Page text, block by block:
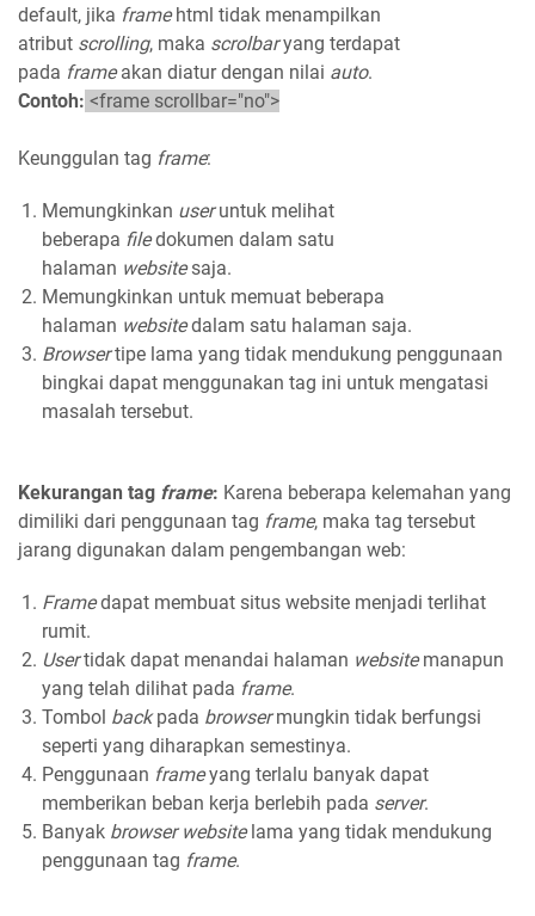
default, jika framehtml tidak menampilkan
atribut scrolling, maka scrolbaryang terdapat
pada frameakan diatur dengan nilai auto.
Contoh: <frame scrollbar="no">
Keunggulan tag frame:
Memungkinkan useruntuk melihat
beberapa filedokumen dalam satu
halaman websitesaja.
Memungkinkan untuk memuat beberapa
halaman websitedalam satu halaman saja.
Browsertipe lama yang tidak mendukung penggunaan
bingkai dapat menggunakan tag ini untuk mengatasi
masalah tersebut.
Kekurangan tag frame: Karena beberapa kelemahan yang
dimiliki dari penggunaan tag frame, maka tag tersebut
jarang digunakan dalam pengembangan web:
Framedapat membuat situs website menjadi terlihat
rumit.
Usertidak dapat menandai halaman websitemanapun
yang telah dilihat pada frame.
Tombol backpada browsermungkin tidak berfungsi
seperti yang diharapkan semestinya.
Penggunaan frameyang terlalu banyak dapat
memberikan beban kerja berlebih pada server.
Banyak browser websitelama yang tidak mendukung
penggunaan tag frame.